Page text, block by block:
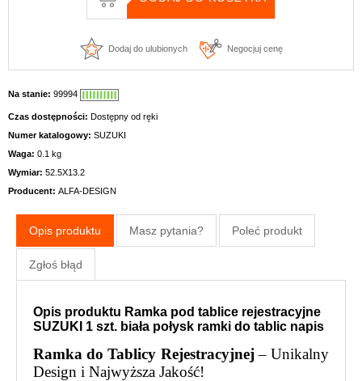
Dodaj do ulubionych Negocjuj cenę
Na stanie: 99994
Czas dostępności: Dostępny od ręki
Numer katalogowy: SUZUKI
Waga: 0.1 kg
Wymiar: 52.5X13.2
Producent: ALFA-DESIGN
Opis produktu Masz pytania? Poleć produkt
Zgłoś błąd
Opis produktu Ramka pod tablice rejestracyjne
SUZUKI 1 szt. biała połysk ramki do tablic napis
Ramka do Tablicy Rejestracyjnej – Unikalny
Design i Najwyższa Jakość!